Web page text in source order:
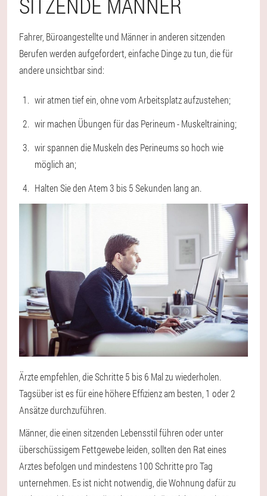
Fahrer, Büroangestellte und Männer in anderen sitzenden
Berufen werden aufgefordert, einfache Dinge zu tun, die für
andere unsichtbar sind:
wir atmen tief ein, ohne vom Arbeitsplatz aufzustehen;
wir machen Übungen für das Perineum - Muskeltraining;
wir spannen die Muskeln des Perineums so hoch wie
möglich an;
Halten Sie den Atem 3 bis 5 Sekunden lang an.
Ärzte empfehlen, die Schritte 5 bis 6 Mal zu wiederholen.
Tagsüber ist es für eine höhere Effizienz am besten, 1 oder 2
Ansätze durchzuführen.
Männer, die einen sitzenden Lebensstil führen oder unter
überschüssigem Fettgewebe leiden, sollten den Rat eines
Arztes befolgen und mindestens 100 Schritte pro Tag
unternehmen. Es ist nicht notwendig, die Wohnung dafür zu